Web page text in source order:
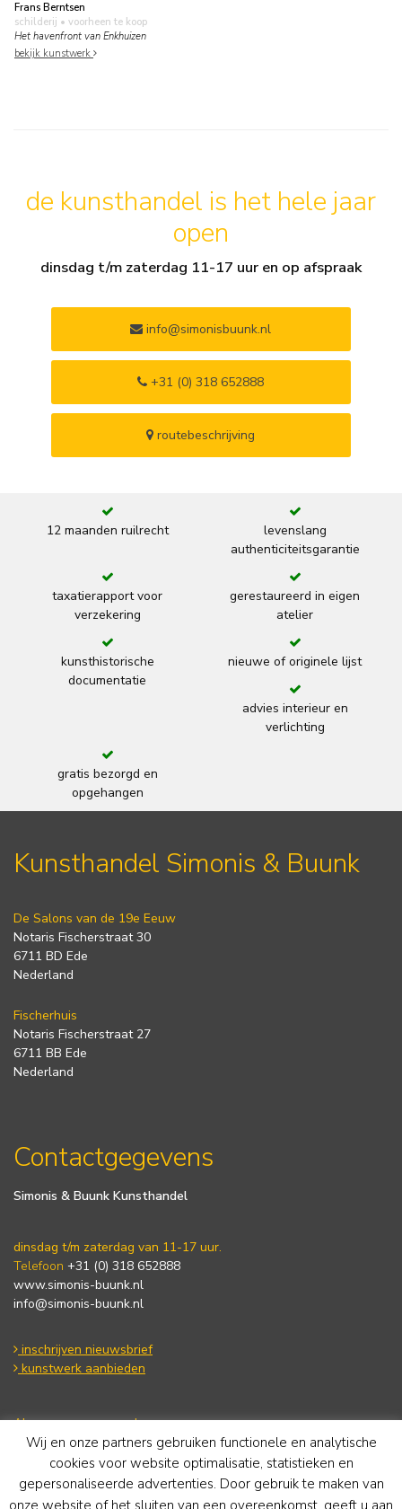
Frans Berntsen
schilderij • voorheen te koop
Het havenfront van Enkhuizen
bekijk kunstwerk
de kunsthandel is het hele jaar
open
dinsdag t/m zaterdag 11-17 uur en op afspraak
info@simonisbuunk.nl
+31 (0) 318 652888
routebeschrijving
12 maanden ruilrecht
levenslang
authenticiteitsgarantie
taxatierapport voor
verzekering
gerestaureerd in eigen
atelier
kunsthistorische
documentatie
nieuwe of originele lijst
advies interieur en
verlichting
gratis bezorgd en
opgehangen
Kunsthandel Simonis & Buunk
De Salons van de 19e Eeuw
Notaris Fischerstraat 30
6711 BD Ede
Nederland
Fischerhuis
Notaris Fischerstraat 27
6711 BB Ede
Nederland
Contactgegevens
Simonis & Buunk Kunsthandel
dinsdag t/m zaterdag van 11-17 uur.
Telefoon +31 (0) 318 652888
www.simonis-buunk.nl
info@simonis-buunk.nl
inschrijven nieuwsbrief
kunstwerk aanbieden
Algemene voorwaarden
Privacy statement
Cookie Policy
Disclaimer
Wij en onze partners gebruiken functionele en analytische
cookies voor website optimalisatie, statistieken en
gepersonaliseerde advertenties. Door gebruik te maken van
onze website of het sluiten van een overeenkomst, geeft u aan